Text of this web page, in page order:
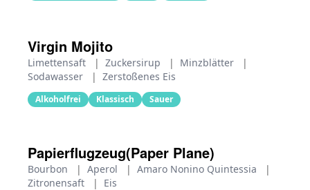
Virgin Mojito
Limettensaft | Zuckersirup | Minzblätter
|
Sodawasser
| Zerstoßenes Eis
Alkoholfrei Klassisch Sauer
Papierflugzeug(Paper Plane)
Bourbon | Aperol | Amaro Nonino Quintessia
|
Zitronensaft
| Eis